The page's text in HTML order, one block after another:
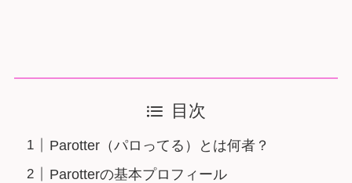
目次
Parotter（パロってる）とは何者？
Parotterの基本プロフィール